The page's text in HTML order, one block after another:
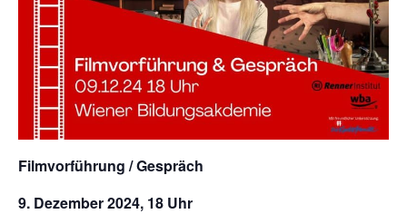
Filmvorführung / Gespräch
9. Dezember 2024, 18 Uhr